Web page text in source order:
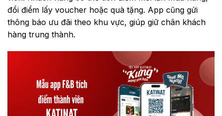
đổi điểm lấy voucher hoặc quà tặng. App cũng gửi
thông báo ưu đãi theo khu vực, giúp giữ chân khách
hàng trung thành.